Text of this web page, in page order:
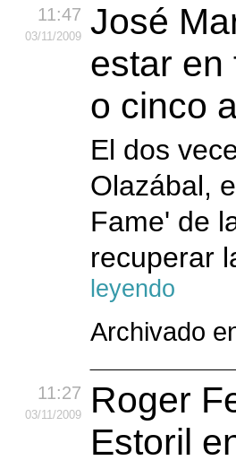
11:47
03/11/2009
José
estar en
o cinco
El dos
Olazábal,
Fame' de
recuperar
leyendo
Archivado
11:27
03/11/2009
Roger
Estoril